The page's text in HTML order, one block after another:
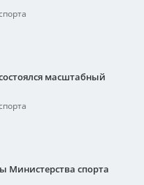
масштабный
Министерства спорта